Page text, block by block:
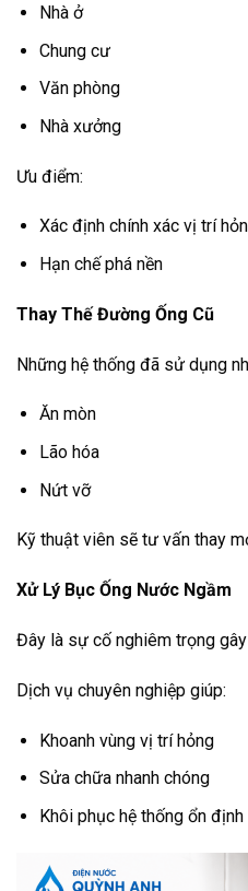
Nhà ở
Chung cư
Văn phòng
Nhà xưởng
Ưu điểm:
Xác định chính xác vị trí
Hạn chế phá nền
Thay Thế Đường Ống Cũ
Những hệ thống đã sử dụng
Ăn mòn
Lão hóa
Nứt vỡ
Kỹ thuật viên sẽ tư vấn thay
Xử Lý Bục Ống Nước Ngầm
Đây là sự cố nghiêm trọng
Dịch vụ chuyên nghiệp giúp:
Khoanh vùng vị trí hỏng
Sửa chữa nhanh chóng
Khôi phục hệ thống ổn định